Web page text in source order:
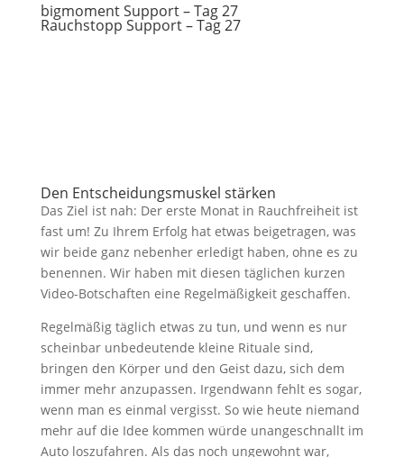
bigmoment Support – Tag 27
Rauchstopp Support – Tag 27
Den Entscheidungsmuskel stärken
Das Ziel ist nah: Der erste Monat in Rauchfreiheit ist
fast um! Zu Ihrem Erfolg hat etwas beigetragen, was
wir beide ganz nebenher erledigt haben, ohne es zu
benennen. Wir haben mit diesen täglichen kurzen
Video-Botschaften eine Regelmäßigkeit geschaffen.
Regelmäßig täglich etwas zu tun, und wenn es nur
scheinbar unbedeutende kleine Rituale sind,
bringen den Körper und den Geist dazu, sich dem
immer mehr anzupassen. Irgendwann fehlt es sogar,
wenn man es einmal vergisst. So wie heute niemand
mehr auf die Idee kommen würde unangeschnallt im
Auto loszufahren. Als das noch ungewohnt war,